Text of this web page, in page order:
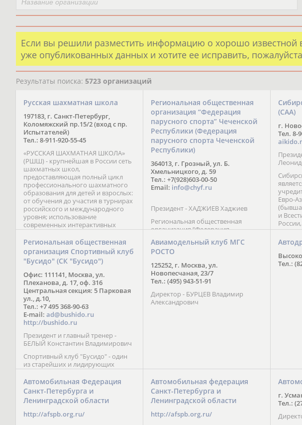
Если вы решили разместить информацию о хорошо
уже опубликованных данных и хотите ее исправить,
Результаты поиска: 5723 организаций
Русская шахматная школа
197183, г. Санкт-Петербург,
Коломяжский пр.15/2 (вход с пр.
Испытателей)
Тел.: 8-911-920-55-45
«РУССКАЯ ШАХМАТНАЯ ШКОЛА»
(РШШ) - крупнейшая в России сеть
шахматных школ,
предоставляющая полный цикл
профессионального шахматного
образования для детей и взрослых:
от обучения до участия в турнирах
российского и международного
уровня; использование
современных интерактивных
методик подачи материала;
обучение на русском и английском
языках; специалисты с опытом
преподавания более 20 лет;
направленность на общее
развитие ребенка: проведение
творческих мастер-классов, уроков
по истории и литературе,
организация регулярных
шахматных сборов на спортивных
базах и в детских лагерях,
проведение встреч с выдающимися
шахматистами; корпоративное
обучение; онлайн обучение в
форме вебинаров и
индивидуальных занятий, круглые
столы российских и
международных тренеров,
трансляция мероприятий и
турниров.
Региональная общественная
организация “Федерация
парусного спорта” Чеченской
Республики (Федерация
парусного спорта Чеченской
Республики)
364013, г. Грозный, ул. Б.
Хмельницкого, д. 59
Тел.: +7(928)603-00-50
Email: info@chyf.ru
Президент - ХАДЖИЕВ Хаджиев
Региональная общественная
организация “Федерация
парусного спорта” Чеченской
Республики начала свою
деятельность в декабре 2016 года.
Миссия федерации состоит в
популяризации парусного спорта,
привлечении и содействии
развитию спорта в этом регионе и
спортсменов на российских и
международных соревнованиях.
(САА)
г.
Тел. 8-
Евро-
и
Региональная общественная
организация Спортивный клуб
"Бусидо" (СК "Бусидо")
Офис: 111141, Москва, ул.
Плеханова, д. 17, оф. 316
Центральная секция: 5 Парковая
ул., д.10,
Тел.: +7 495 368-90-63
E-mail: ad@bushido.ru
http://bushido.ru
Президент и главный тренер -
БЕЛЫЙ Константин Владимирович
Спортивный клуб "Бусидо" - один
из старейших и лидирующих
клубов России, изучающих и
развивающих различные боевые
искусства и, прежде всего, каратэ
Кёкусинкай - первого в мире стиля
контактного каратэ, получившего
огромное развитие во всем
мире. Однако, спектр интересов
Авиамодельный клуб МГС
РОСТО
125252, г. Москва, ул.
Новопесчаная, 23/7
Тел.: (495) 943-51-91
Директор - БУРЦЕВ Владимир
Александрович
Тел.:
Автомобильная Федерация
Санкт-Петербурга и
Ленинградской области
http://afspb.org.ru/
Автомобильная федерация
Санкт-Петербурга и
Ленинградской области
http://afspb.org.ru/
г.
Тел.: